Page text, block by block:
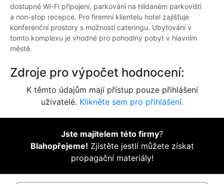
dostupné Wi-Fi připojení, parkování na hlídaném parkovišti
a non-stop recepce. Pro firemní klientelu hotel zajišťuje
konferenční prostory s možností cateringu. Ubytování v
tomto komplexu je vhodné pro pohodlný pobyt v hlavním
městě.
Zdroje pro výpočet hodnocení:
K těmto údajům mají přístup pouze přihlášení
uživatelé. Klikněte sem pro přihlášení.
Jste majitelem této firmy?
Blahopřejeme! Zjistěte jestli můžete získat
propagační materiály!